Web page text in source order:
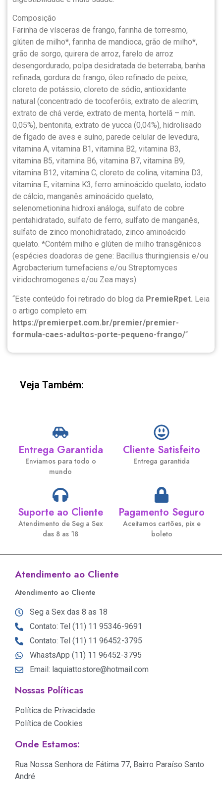
Composição
Farinha de vísceras de frango, farinha de torresmo,
glúten de milho*, farinha de mandioca, grão de milho*,
grão de sorgo, quirera de arroz, farelo de arroz
desengordurado, polpa desidratada de beterraba, banha
refinada, gordura de frango, óleo refinado de peixe,
cloreto de potássio, cloreto de sódio, antioxidante
natural (concentrado de tocoferóis, extrato de alecrim,
extrato de chá verde, extrato de menta, hortelã – mín.
0,05%), bentonita, extrato de yucca (0,04%), hidrolisado
de fígado de aves e suíno, parede celular de levedura,
vitamina A, vitamina B1, vitamina B2, vitamina B3,
vitamina B5, vitamina B6, vitamina B7, vitamina B9,
vitamina B12, vitamina C, cloreto de colina, vitamina D3,
vitamina E, vitamina K3, ferro aminoácido quelato, iodato
de cálcio, manganês aminoácido quelato,
selenometionina hidroxi análoga, sulfato de cobre
pentahidratado, sulfato de ferro, sulfato de manganês,
sulfato de zinco monohidratado, zinco aminoácido
quelato. *Contém milho e glúten de milho transgênicos
(espécies doadoras de gene: Bacillus thuringiensis e/ou
Agrobacterium tumefaciens e/ou Streptomyces
viridochromogenes e/ou Zea mays).
“Este conteúdo foi retirado do blog da PremieRpet. Leia
o artigo completo em:
https://premierpet.com.br/premier/premier-
formula-caes-adultos-porte-pequeno-frango/“
Veja Também:
Entrega Garantida
Enviamos para todo o
mundo
Cliente Satisfeito
Entrega garantida
Suporte ao Cliente
Atendimento de Seg a Sex
das 8 as 18
Pagamento Seguro
Aceitamos cartões, pix e
boleto
Atendimento ao Cliente
Atendimento ao Cliente
Seg a Sex das 8 as 18
Contato: Tel (11) 11 95346-9691
Contato: Tel (11) 11 96452-3795
WhastsApp (11) 11 96452-3795
Email: laquiattostore@hotmail.com
Nossas Políticas
Política de Privacidade
Política de Cookies
Onde Estamos:
Rua Nossa Senhora de Fátima 77, Bairro Paraíso Santo
André